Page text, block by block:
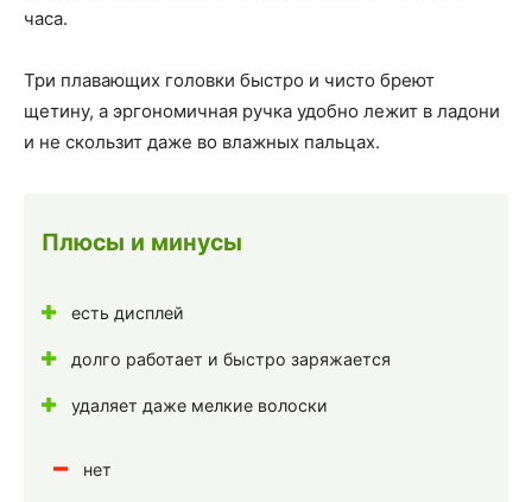
часа.
Три плавающих головки быстро и чисто бреют
щетину, а эргономичная ручка удобно лежит в ладони
и не скользит даже во влажных пальцах.
Плюсы и минусы
есть дисплей
долго работает и быстро заряжается
удаляет даже мелкие волоски
нет